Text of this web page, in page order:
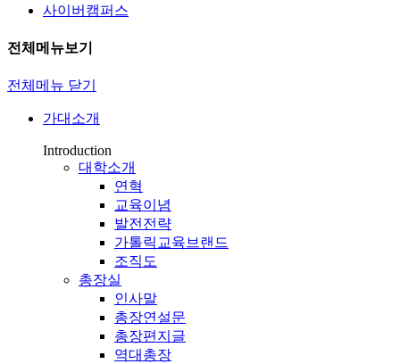
사이버캠퍼스
전체메뉴보기
전체메뉴 닫기
가대소개
Introduction
대학소개
연혁
교육이념
발전전략
가톨릭교육브랜드
조직도
총장실
인사말
총장연설문
총장편지글
역대총장